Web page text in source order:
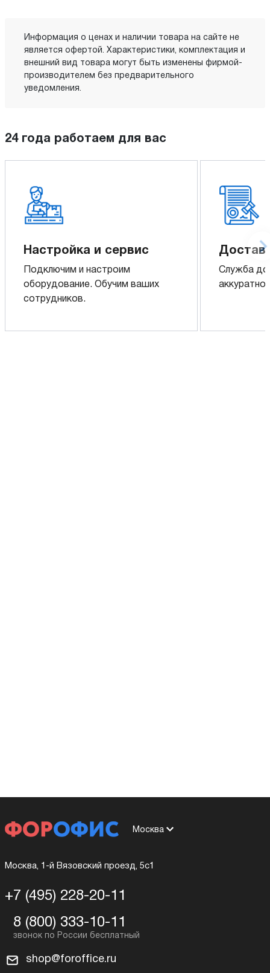
Информация о ценах и наличии товара на сайте не
является офертой. Характеристики, комплектация и
внешний вид товара могут быть изменены фирмой-
производителем без предварительного
уведомления.
24 года работаем для вас
Настройка и сервис
Подключим и настроим
оборудование. Обучим ваших
сотрудников.
Служба
аккуратно
Москва
Москва, 1-й Вязовский проезд, 5с1
+7 (495) 228-20-11
8 (800) 333-10-11
shop@foroffice.ru